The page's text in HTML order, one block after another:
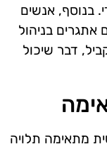
בנוסף, אנשים
בניהול
דבר שיכול
מתאימה תלויה